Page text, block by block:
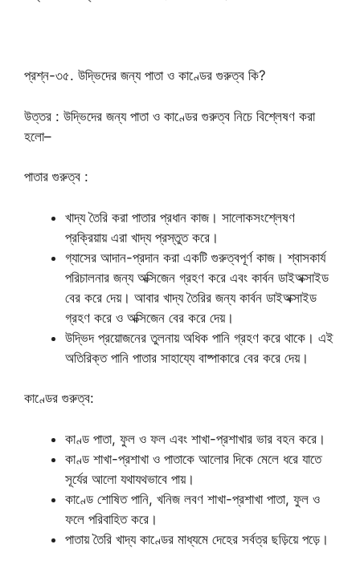
প্রশ্ন-৩৫. উদ্ভিদের জন্য পাতা ও কাণ্ডের গুরুত্ব কি?
উত্তর : উদ্ভিদের জন্য পাতা ও কাণ্ডের গুরুত্ব নিচে বিশ্লেষণ করা
হলো–
পাতার গুরুত্ব :
খাদ্য তৈরি করা পাতার প্রধান কাজ। সালোকসংশ্লেষণ
প্রক্রিয়ায় এরা খাদ্য প্রস্তুত করে।
গ্যাসের আদান-প্রদান করা একটি গুরুত্বপূর্ণ কাজ। শ্বাসকার্য
পরিচালনার জন্য অক্সিজেন গ্রহণ করে এবং কার্বন ডাইঅক্সাইড
বের করে দেয়। আবার খাদ্য তৈরির জন্য কার্বন ডাইঅক্সাইড
গ্রহণ করে ও অক্সিজেন বের করে দেয়।
উদ্ভিদ প্রয়োজনের তুলনায় অধিক পানি গ্রহণ করে থাকে। এই
অতিরিক্ত পানি পাতার সাহায্যে বাষ্পাকারে বের করে দেয়।
কাণ্ডের গুরুত্ব:
কাণ্ড পাতা, ফুল ও ফল এবং শাখা-প্রশাখার ভার বহন করে।
কাণ্ড শাখা-প্রশাখা ও পাতাকে আলোর দিকে মেলে ধরে যাতে
সূর্যের আলো যথাযথভাবে পায়।
কাণ্ডে শোষিত পানি, খনিজ লবণ শাখা-প্রশাখা পাতা, ফুল ও
ফলে পরিবাহিত করে।
পাতায় তৈরি খাদ্য কাণ্ডের মাধ্যমে দেহের সর্বত্র ছড়িয়ে পড়ে।